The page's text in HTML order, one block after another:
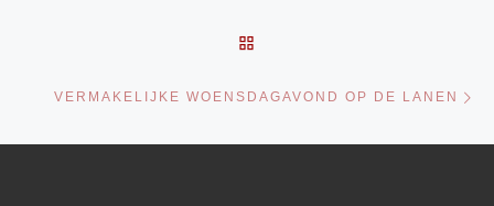
VERMAKELIJKE WOENSDAGAVOND OP DE LANEN